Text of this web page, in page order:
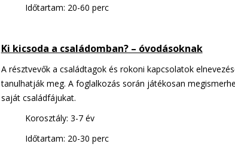
Időtartam: 20-60 perc
Ki kicsoda a családomban? – óvodásoknak
A résztvevők a családtagok és rokoni kapcsolatok
tanulhatják meg. A foglalkozás során játékosan
saját családfájukat.
Korosztály: 3-7 év
Időtartam: 20-30 perc